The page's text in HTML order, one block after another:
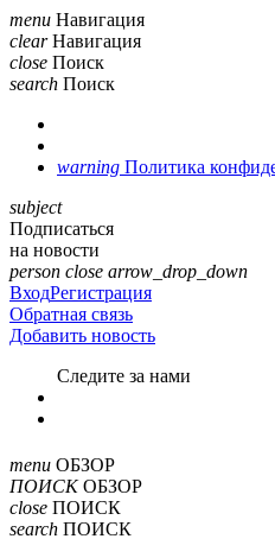
menu Навигация
clear Навигация
close Поиск
search Поиск
warning Политика
subject
Подписаться
на новости
person close arrow_drop_down
ВходРегистрация
Обратная связь
Добавить новость
Cледите за нами
menu ОБЗОР
ПОИСК ОБЗОР
close ПОИСК
search ПОИСК